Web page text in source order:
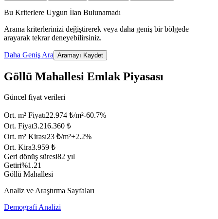
Bu Kriterlere Uygun İlan Bulunamadı
Arama kriterlerinizi değiştirerek veya daha geniş bir bölgede
arayarak tekrar deneyebilirsiniz.
Daha Geniş Ara Aramayı Kaydet
Göllü Mahallesi Emlak Piyasası
Güncel fiyat verileri
Ort. m² Fiyatı22.974 ₺/m²-60.7%
Ort. Fiyat3.216.360 ₺
Ort. m² Kirası23 ₺/m²+2.2%
Ort. Kira3.959 ₺
Geri dönüş süresi82 yıl
Getiri%1.21
Göllü Mahallesi
Analiz ve Araştırma Sayfaları
Demografi Analizi